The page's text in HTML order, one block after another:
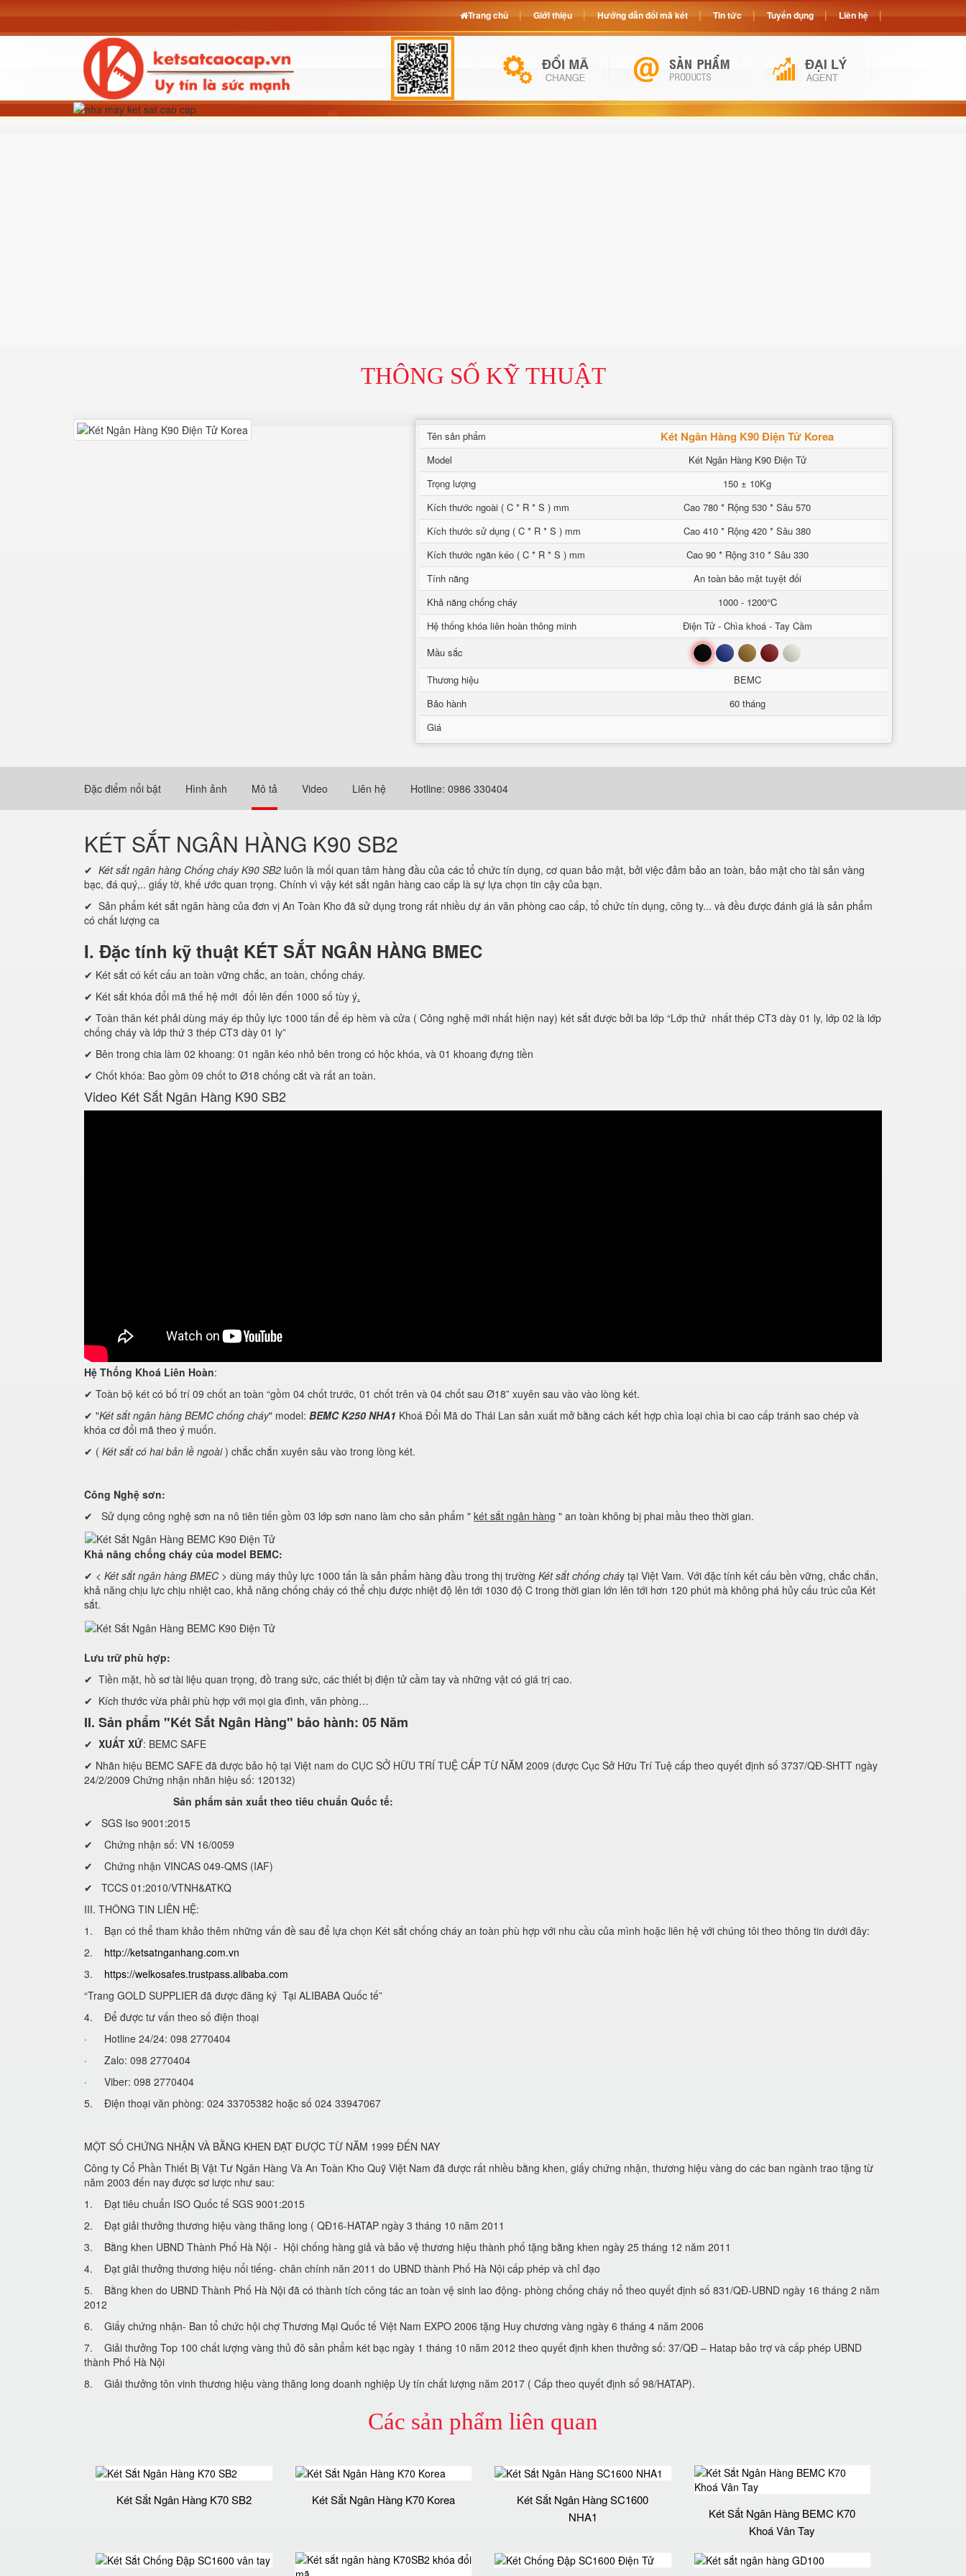
THÔNG SỐ KỸ THUẬT
Tên sản phẩm Két Ngân Hàng K90 Điện Tử Korea
Model
Két Ngân Hàng K90 Điện Tử
Trọng lượng
150 ± 10Kg
Kích thước ngoài ( C * R * S ) mm
Cao 780 * Rộng 530 * Sâu 570
Kích thước sử dụng ( C * R * S ) mm
Cao 410 * Rộng 420 * Sâu 380
Kích thước ngăn kéo ( C * R * S ) mm
Cao 90 * Rộng 310 * Sâu 330
Tính năng
An toàn bảo mật tuyệt đối
Khả năng chống cháy
1000 - 1200°C
Hệ thống khóa liên hoàn thông minh
Điện Tử - Chìa khoá - Tay Cầm
Mầu sắc
Đen Xanh Nâu Đỏ Trắng
Thương hiệu
BEMC
Bảo hành
60 tháng
Giá
Đặc điểm nổi bật Hình ảnh Mô tả Video Liên hệ Hotline: 0986 330404
KÉT SẮT NGÂN HÀNG K90 SB2
✔ Két sắt ngân hàng Chống cháy K90 SB2 luôn là mối quan tâm hàng đầu của các tổ chức tín dụng, cơ quan bảo mật, bởi việc đảm bảo an toàn, bảo mật cho tài sản vàng
bạc, đá quý,.. giấy tờ, khế ước quan trọng. Chính vì vậy két sắt ngân hàng cao cấp là sự lựa chọn tin cậy của bạn.
✔ Sản phẩm két sắt ngân hàng của đơn vị An Toàn Kho đã sử dụng trong rất nhiều dự án văn phòng cao cấp, tổ chức tín dụng, công ty... và đều được đánh giá là sản phẩm
có chất lượng ca
I. Đặc tính kỹ thuật KÉT SẮT NGÂN HÀNG BMEC
✔ Két sắt có kết cấu an toàn vững chắc, an toàn, chống cháy.
✔ Két sắt khóa đổi mã thế hệ mới đổi lên đến 1000 số tùy ý.
✔ Toàn thân két phải dùng máy ép thủy lực 1000 tấn để ép hèm và cửa ( Công nghệ mới nhất hiện nay) két sắt được bởi ba lớp “Lớp thứ nhất thép CT3 dày 01 ly, lớp 02 là lớp
chống cháy và lớp thứ 3 thép CT3 dày 01 ly”
✔ Bên trong chia làm 02 khoang: 01 ngăn kéo nhỏ bên trong có hộc khóa, và 01 khoang đựng tiền
✔ Chốt khóa: Bao gồm 09 chốt to Ø18 chống cắt và rất an toàn.
Video Két Sắt Ngân Hàng K90 SB2
Hệ Thống Khoá Liên Hoàn:
✔ Toàn bộ két có bố trí 09 chốt an toàn “gồm 04 chốt trước, 01 chốt trên và 04 chốt sau Ø18” xuyên sau vào vào lòng két.
✔ "Két sắt ngân hàng BEMC chống cháy" model: BEMC K250 NHA1 Khoá Đổi Mã do Thái Lan sản xuất mở bằng cách kết hợp chìa loại chìa bi cao cấp tránh sao chép và
khóa cơ đổi mã theo ý muốn.
✔ ( Két sắt có hai bản lề ngoài) chắc chắn xuyên sâu vào trong lòng két.
Công Nghệ sơn:
✔ Sử dụng công nghệ sơn na nô tiên tiến gồm 03 lớp sơn nano làm cho sản phẩm " két sắt ngân hàng " an toàn không bị phai mầu theo thời gian.
Khả năng chống cháy của model BEMC:
✔ < Két sắt ngân hàng BMEC > dùng máy thủy lực 1000 tấn là sản phẩm hàng đầu trong thị trường Két sắt chống cháy tại Việt Vam. Với đặc tính kết cấu bền vững, chắc chắn,
khả năng chịu lực chịu nhiệt cao, khả năng chống cháy có thể chịu được nhiệt độ lên tới 1030 độ C trong thời gian lớn lên tới hơn 120 phút mà không phá hủy cấu trúc của Két
sắt.
Lưu trữ phù hợp:
✔ Tiền mặt, hồ sơ tài liệu quan trọng, đồ trang sức, các thiết bị điện tử cầm tay và những vật có giá trị cao.
✔ Kích thước vừa phải phù hợp với mọi gia đình, văn phòng…
II. Sản phẩm "Két Sắt Ngân Hàng" bảo hành: 05 Năm
✔ XUẤT XỨ: BEMC SAFE
✔ Nhãn hiệu BEMC SAFE đã được bảo hộ tại Việt nam do CỤC SỞ HỮU TRÍ TUỆ CẤP TỪ NĂM 2009 (được Cục Sở Hữu Trí Tuệ cấp theo quyết định số 3737/QĐ-SHTT ngày
24/2/2009 Chứng nhận nhãn hiệu số: 120132)
Sản phẩm sản xuất theo tiêu chuẩn Quốc tế:
✔ SGS Iso 9001:2015
✔ Chứng nhận số: VN 16/0059
✔ Chứng nhận VINCAS 049-QMS (IAF)
✔ TCCS 01:2010/VTNH&ATKQ
III. THÔNG TIN LIÊN HỆ:
1. Bạn có thể tham khảo thêm những vấn đề sau để lựa chọn Két sắt chống cháy an toàn phù hợp với nhu cầu của mình hoặc liên hệ với chúng tôi theo thông tin dưới đây:
2. http://ketsatnganhang.com.vn
3. https://welkosafes.trustpass.alibaba.com
“Trang GOLD SUPPLIER đã được đăng ký Tại ALIBABA Quốc tế”
4. Để được tư vấn theo số điện thoại
· Hotline 24/24: 098 2770404
· Zalo: 098 2770404
· Viber: 098 2770404
5. Điện thoại văn phòng: 024 33705382 hoặc số 024 33947067
MỘT SỐ CHỨNG NHẬN VÀ BẰNG KHEN ĐẠT ĐƯỢC TỪ NĂM 1999 ĐẾN NAY
Công ty Cổ Phần Thiết Bị Vật Tư Ngân Hàng Và An Toàn Kho Quỹ Việt Nam đã được rất nhiều bằng khen, giấy chứng nhận, thương hiệu vàng do các ban ngành trao tặng từ
năm 2003 đến nay được sơ lược như sau:
1. Đạt tiêu chuẩn ISO Quốc tế SGS 9001:2015
2. Đạt giải thưởng thương hiệu vàng thăng long ( QĐ16-HATAP ngày 3 tháng 10 năm 2011
3. Bằng khen UBND Thành Phố Hà Nội - Hội chống hàng giả và bảo vệ thương hiệu thành phố tặng bằng khen ngày 25 tháng 12 năm 2011
4. Đạt giải thưởng thương hiệu nổi tiếng- chân chính năn 2011 do UBND thành Phố Hà Nội cấp phép và chỉ đạo
5. Bằng khen do UBND Thành Phố Hà Nội đã có thành tích công tác an toàn vệ sinh lao động- phòng chống cháy nổ theo quyết định số 831/QĐ-UBND ngày 16 tháng 2 năm
2012
6. Giấy chứng nhận- Ban tổ chức hội chợ Thương Mại Quốc tế Việt Nam EXPO 2006 tặng Huy chương vàng ngày 6 tháng 4 năm 2006
7. Giải thưởng Top 100 chất lượng vàng thủ đô sản phẩm két bạc ngày 1 tháng 10 năm 2012 theo quyết định khen thưởng số: 37/QĐ – Hatap bảo trợ và cấp phép UBND
thành Phố Hà Nội
8. Giải thưởng tôn vinh thương hiệu vàng thăng long doanh nghiệp Uy tín chất lượng năm 2017 ( Cấp theo quyết định số 98/HATAP).
Các sản phẩm liên quan
Két Sắt Ngân Hàng K70 SB2 Két Sắt Ngân Hàng K70 Korea
Két Sắt Ngân Hàng SC1600
NHA1
Két Sắt Ngân Hàng BEMC K70
Khoá Vân Tay
Trang chủ Giới thiệu Hướng dẫn đổi mã két Tin tức Tuyển dụng Liên hệ